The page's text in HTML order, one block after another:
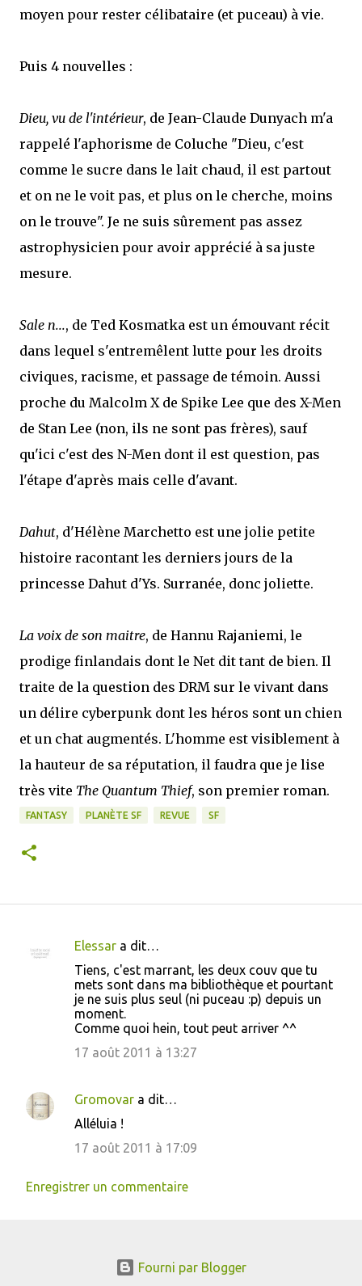
moyen pour rester célibataire (et puceau) à vie.
Puis 4 nouvelles :
Dieu, vu de l'intérieur, de Jean-Claude Dunyach m'a
rappelé l'aphorisme de Coluche "Dieu, c'est
comme le sucre dans le lait chaud, il est partout
et on ne le voit pas, et plus on le cherche, moins
on le trouve". Je ne suis sûrement pas assez
astrophysicien pour avoir apprécié à sa juste
mesure.
Sale n..., de Ted Kosmatka est un émouvant récit
dans lequel s'entremêlent lutte pour les droits
civiques, racisme, et passage de témoin. Aussi
proche du Malcolm X de Spike Lee que des X-Men
de Stan Lee (non, ils ne sont pas frères), sauf
qu'ici c'est des N-Men dont il est question, pas
l'étape d'après mais celle d'avant.
Dahut, d'Hélène Marchetto est une jolie petite
histoire racontant les derniers jours de la
princesse Dahut d'Ys. Surranée, donc joliette.
La voix de son maitre, de Hannu Rajaniemi, le
prodige finlandais dont le Net dit tant de bien. Il
traite de la question des DRM sur le vivant dans
un délire cyberpunk dont les héros sont un chien
et un chat augmentés. L'homme est visiblement à
la hauteur de sa réputation, il faudra que je lise
très vite The Quantum Thief, son premier roman.
FANTASY PLANÈTE SF REVUE SF
C
t
a
e
Elessar a dit…
Tiens, c'est marrant, les deux couv que tu
mets sont dans ma bibliothèque et pourtant
je ne suis plus seul (ni puceau :p) depuis un
moment.
Comme quoi hein, tout peut arriver ^^
17 août 2011 à 13:27
Gromovar a dit…
Alléluia !
17 août 2011 à 17:09
Enregistrer un commentaire
Fourni par Blogger